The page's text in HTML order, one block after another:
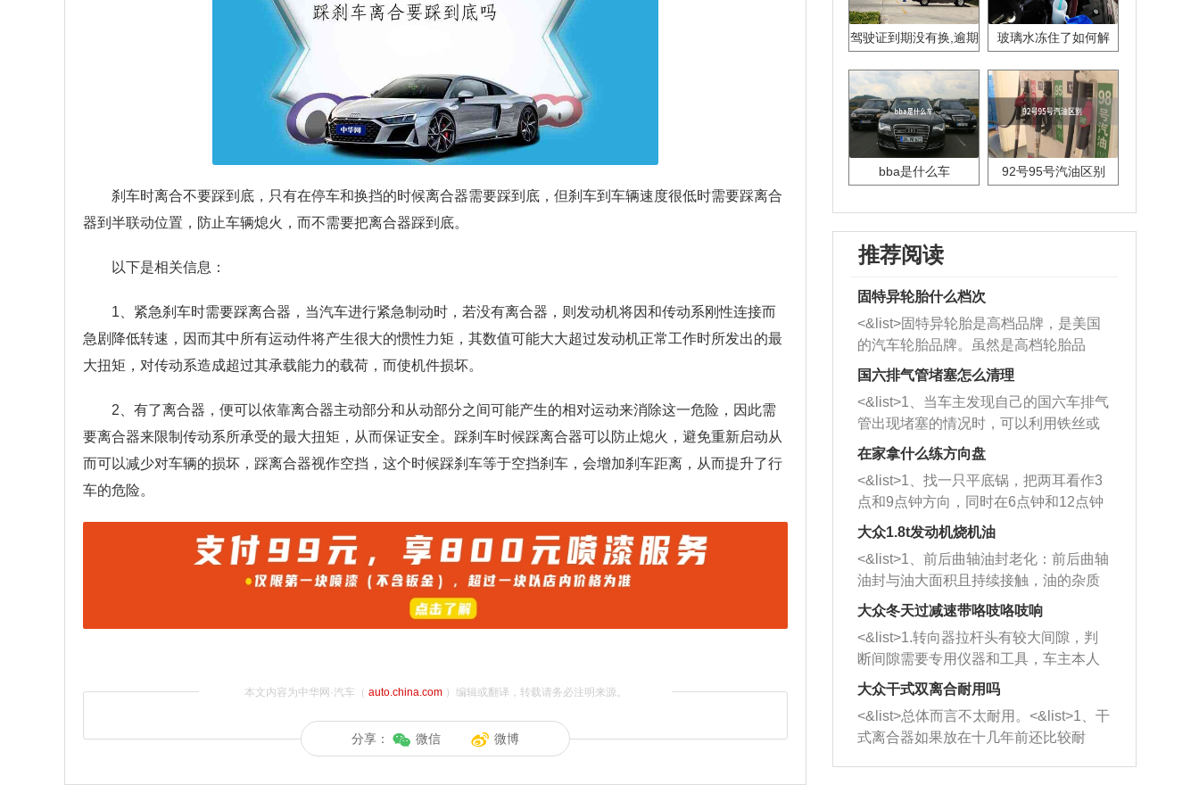
刹车时离合不要踩到底，只有在停车和换挡的时候离合器需要踩到底，但刹车到车辆速度很低时需要踩离合
器到半联动位置，防止车辆熄火，而不需要把离合器踩到底。
以下是相关信息：
1、紧急刹车时需要踩离合器，当汽车进行紧急制动时，若没有离合器，则发动机将因和传动系刚性连接而
急剧降低转速，因而其中所有运动件将产生很大的惯性力矩，其数值可能大大超过发动机正常工作时所发出的最
大扭矩，对传动系造成超过其承载能力的载荷，而使机件损坏。
2、有了离合器，便可以依靠离合器主动部分和从动部分之间可能产生的相对运动来消除这一危险，因此需
要离合器来限制传动系所承受的最大扭矩，从而保证安全。踩刹车时候踩离合器可以防止熄火，避免重新启动从
而可以减少对车辆的损坏，踩离合器视作空挡，这个时候踩刹车等于空挡刹车，会增加刹车距离，从而提升了行
车的危险。
本文内容为中华网·汽车（ auto.china.com）编辑或翻译，转载请务必注明来源。
分享： 微信 微博
驾驶证到期没有换,逾期
玻璃水冻住了如何解
bba是什么车 92号95号汽油区别
推荐阅读
固特异轮胎什么档次
<&list>固特异轮胎是高档品牌，是美国
的汽车轮胎品牌。虽然是高档轮胎品
牌，但是中高低端的轮胎都有生产，这
也是为了更好的开拓市场。
国六排气管堵塞怎么清理
<&list>1、当车主发现自己的国六车排气
管出现堵塞的情况时，可以利用铁丝或
者是细棍，直接将杂物给取出来，如果
堵塞情况比较严重，也可以采取应急措
施。 <&list>2、直接利用木棍将所有的
杂物推到排气管里面的位置处，然后将
三元催化器拆解开，就可以将堵塞的东
西取出来。但如果是因为积碳过多引起
的堵塞，就需要将三元催化器泡在草酸
洗剂对堵塞的情况得到解决，将清洗剂
放在燃油箱中，与燃油混合后，车辆启
动时，就可以和汽油一起进入到燃烧
室，最后形成废气排出，就可以让三元
催化器得到清洗，排气管堵塞的情况就
能够得到解决。
在家拿什么练方向盘
<&list>1、找一只平底锅，把两耳看作3
点和9点钟方向，同时在6点钟和12点钟
方向做一个标记。 <&list>2、双手握住
一圈半的练习，往右同样也要打相同的
圈数。 <&list>3、最后强调要反复练
习，这样就可以形成肌肉记忆，在真实
驾驶车辆时，不需要记忆也能打好方
向。
大众1.8t发动机烧机油
<&list>1、前后曲轴油封老化：前后曲轴
油封与油大面积且持续接触，油的杂质
和发动机内持续温度变化使其密封效果
逐渐减弱，导致渗油或漏油。<&list>2、
活塞间隙过大：积碳会使活塞环与缸体
的间隙扩大，导致机油流入燃烧室中，
造成烧机油。<&list>3、机油粘度。使用
机油粘度过小的话，同样会有烧机油现
象，机油粘度过小具有很好的流动性，
大众冬天过减速带咯吱咯吱响
<&list>1.转向器拉杆头有较大间隙，判
断间隙需要专用仪器和工具，车主本人
无法制作，需要将车辆送到修理厂或4s
店；<&list>2.车辆半轴套管防尘罩破
裂，破裂后会出现漏油现象，使半轴磨
损严重，磨损的半轴容易损坏，产生异
响；<&list>3.稳定器的转向胶套和球头
大众干式双离合耐用吗
<&list>总体而言不太耐用。<&list>1、干
式离合器如果放在十几年前还比较耐